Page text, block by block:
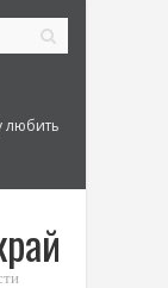
любить